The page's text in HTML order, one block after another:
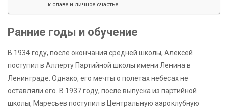
к славе и личное счастье
Ранние годы и обучение
В 1934 году, после окончания средней школы, Алексей
поступил в Аллерту Партийной школы имени Ленина в
Ленинграде. Однако, его мечты о полетах небесах не
оставляли его. В 1937 году, после выпуска из партийной
школы, Маресьев поступил в Центральную аэроклубную